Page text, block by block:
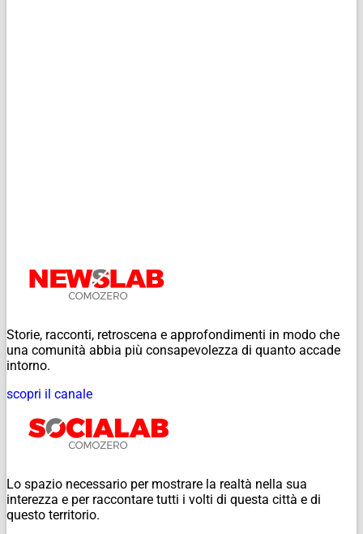
Storie, racconti, retroscena e approfondimenti in modo che
una comunità abbia più consapevolezza di quanto accade
intorno.
scopri il canale
Lo spazio necessario per mostrare la realtà nella sua
interezza e per raccontare tutti i volti di questa città e di
questo territorio.